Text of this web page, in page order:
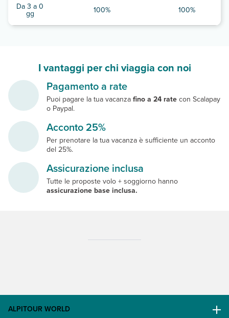
Da 3 a 0
gg 100% 100%
I vantaggi per chi viaggia con noi
Pagamento a rate
Puoi pagare la tua vacanzafino a 24 ratecon Scalapay
o Paypal.
Acconto 25%
Per prenotare la tua vacanza è sufficiente un acconto
del 25%.
Assicurazione inclusa
Tutte le proposte volo + soggiorno hanno
assicurazione base inclusa.
ALPITOUR WORLD